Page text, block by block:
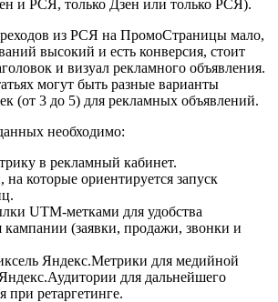
и РСЯ, только Дзен или только РСЯ).
из РСЯ на ПромоСтраницы мало,
высокий и есть конверсия, стоит
и визуал рекламного объявления.
могут быть разные варианты
(от 3 до 5) для рекламных объявлений.
необходимо:
в рекламный кабинет.
которые ориентируется запуск
UTM-метками для удобства
кампании (заявки, продажи, звонки и
Яндекс.Метрики для медийной
для дальнейшего
при ретаргетинге.